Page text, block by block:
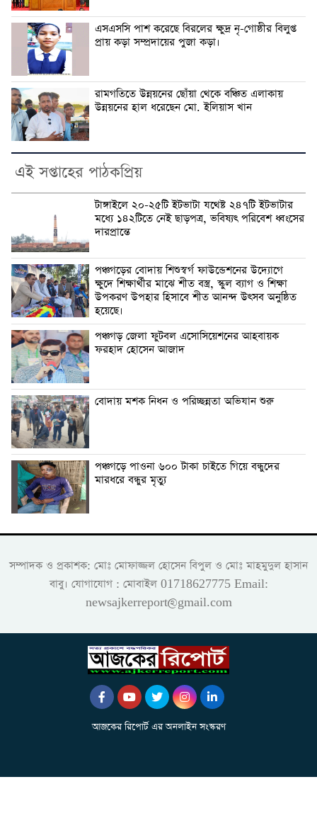
এসএসসি পাশ করেছে বিরলের ক্ষুদ্র নৃ-গোষ্ঠীর বিলুপ্ত
প্রায় কড়া সম্প্রদায়ের পুজা কড়া।
রামগতিতে উন্নয়নের ছোঁয়া থেকে বঞ্চিত এলাকায়
উন্নয়নের হাল ধরেছেন মো. ইলিয়াস খান
এই সপ্তাহের পাঠকপ্রিয়
টাঙ্গাইলে ২০-২৫টি ইটভাটা যথেষ্ট ২৪৭টি ইটভাটার
মধ্যে ১৪২টিতে নেই ছাড়পত্র, ভবিষ্যৎ পরিবেশ ধ্বংসের
দারপ্রান্তে
পঞ্চগড়ের বোদায় শিশুস্বর্গ ফাউন্ডেশনের উদ্যোগে
ক্ষুদে শিক্ষার্থীর মাঝে শীত বস্ত্র, স্কুল ব্যাগ ও শিক্ষা
উপকরণ উপহার হিসাবে শীত আনন্দ উৎসব অনুষ্ঠিত
হয়েছে।
পঞ্চগড় জেলা ফুটবল এসোসিয়েশনের আহবায়ক
ফরহাদ হোসেন আজাদ
বোদায় মশক নিধন ও পরিচ্ছন্নতা অভিযান শুরু
পঞ্চগড়ে পাওনা ৬০০ টাকা চাইতে গিয়ে বন্ধুদের
মারধরে বন্ধুর মৃত্যু
সম্পাদক ও প্রকাশক: মোঃ মোফাজ্জল হোসেন বিপুল ও মোঃ মাহমুদুল হাসান
বাবু। যোগাযোগ : মোবাইল 01718627775 Email:
newsajkerreport@gmail.com
আজকের রিপোর্ট এর অনলাইন সংস্করণ